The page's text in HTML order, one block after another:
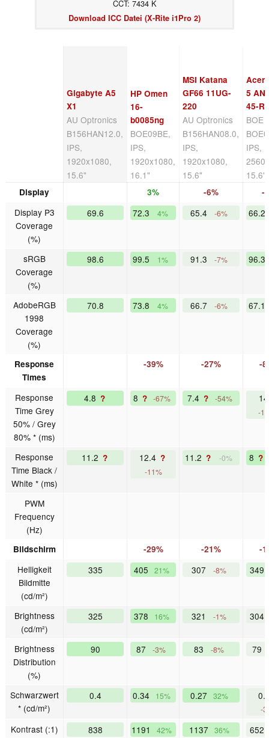
CCT: 7434 K
Download ICC Datei (X-Rite i1Pro 2)
Gigabyte A5
X1
AU Optronics
B156HAN12.0,
IPS,
1920x1080,
15.6"
HP Omen
16-
b0085ng
BOE09BE,
IPS,
1920x1080,
16.1"
MSI Katana
GF66 11UG-
220
AU Optronics
B156HAN08.0,
IPS,
1920x1080,
15.6"
Acer
5
45-
BOE
IPS,
15.6"
Display 3% -6% -
Display P3
Coverage
(%)
69.6 72.3 4% 65.4 -6% 66.2
sRGB
Coverage
(%)
98.6 99.5 1% 91.3 -7% 96.3
AdobeRGB
1998
Coverage
(%)
70.8 73.8 4% 66.7 -6% 67.1
Response
Times
-39% -27% -
Response
Time Grey
50% / Grey
80% * (ms)
4.8 ? 8 ? -67% 7.4 ? -54%
-
Response
Time Black /
White * (ms)
11.2 ? 12.4 ?
-11%
11.2 ? -0% 8 ?
PWM
Frequency
(Hz)
Bildschirm -29% -21% -
Helligkeit
Bildmitte
(cd/m²)
335 405 21% 307 -8% 349
Brightness
(cd/m²)
325 378 16% 321 -1% 304
Brightness
Distribution
(%)
90 87 -3% 83 -8% 79
Schwarzwert
* (cd/m²)
0.4 0.34 15% 0.27 32%
-
Kontrast (:1) 838 1191 42% 1137 36% 652